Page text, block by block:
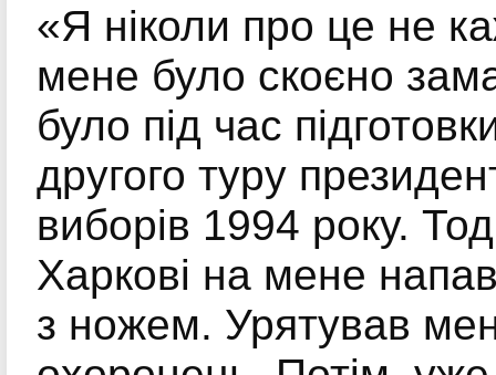
«Я ніколи про це не
мене було скоєно
було під час
другого туру
виборів 1994 року.
Харкові на мене
з ножем. Урятував